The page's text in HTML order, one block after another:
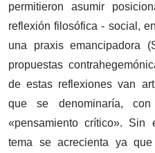
permitieron asumir
reflexión filosófica - social,
una praxis emancipadora
propuestas
de estas reflexiones van
que se denominaría,
«pensamiento crítico». Sin
tema se acrecienta ya